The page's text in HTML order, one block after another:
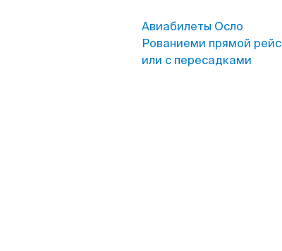
Авиабилеты Осло
Рованиеми прямой рейс
или с пересадками